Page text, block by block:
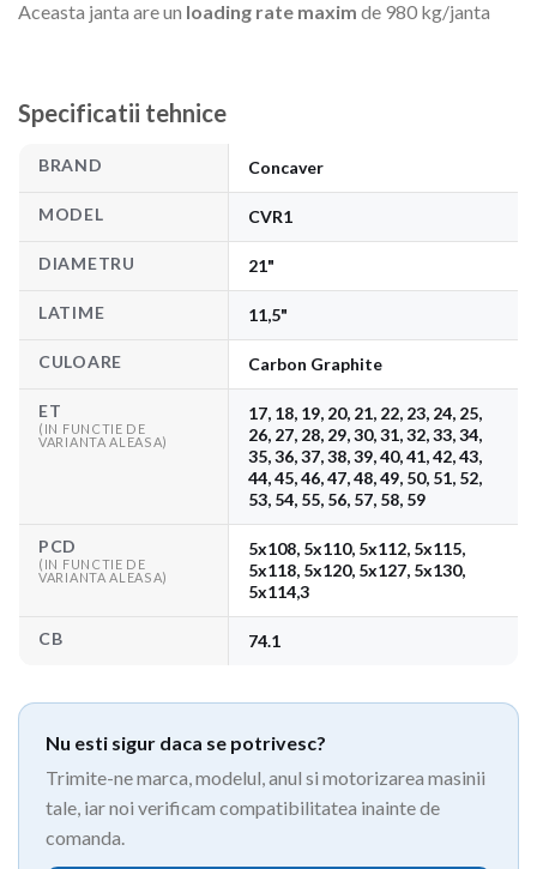
Aceasta janta are un loading rate maxim de 980 kg/janta
Specificatii tehnice
BRAND Concaver
MODEL CVR1
DIAMETRU 21"
LATIME 11,5"
CULOARE Carbon Graphite
ET
(IN FUNCTIE DE
VARIANTA ALEASA)
17, 18, 19, 20, 21, 22, 23, 24, 25,
26, 27, 28, 29, 30, 31, 32, 33, 34,
35, 36, 37, 38, 39, 40, 41, 42, 43,
44, 45, 46, 47, 48, 49, 50, 51, 52,
53, 54, 55, 56, 57, 58, 59
PCD
(IN FUNCTIE DE
VARIANTA ALEASA)
5x108, 5x110, 5x112, 5x115,
5x118, 5x120, 5x127, 5x130,
5x114,3
CB 74.1
Nu esti sigur daca se potrivesc?
Trimite-ne marca, modelul, anul si motorizarea masinii
tale, iar noi verificam compatibilitatea inainte de
comanda.